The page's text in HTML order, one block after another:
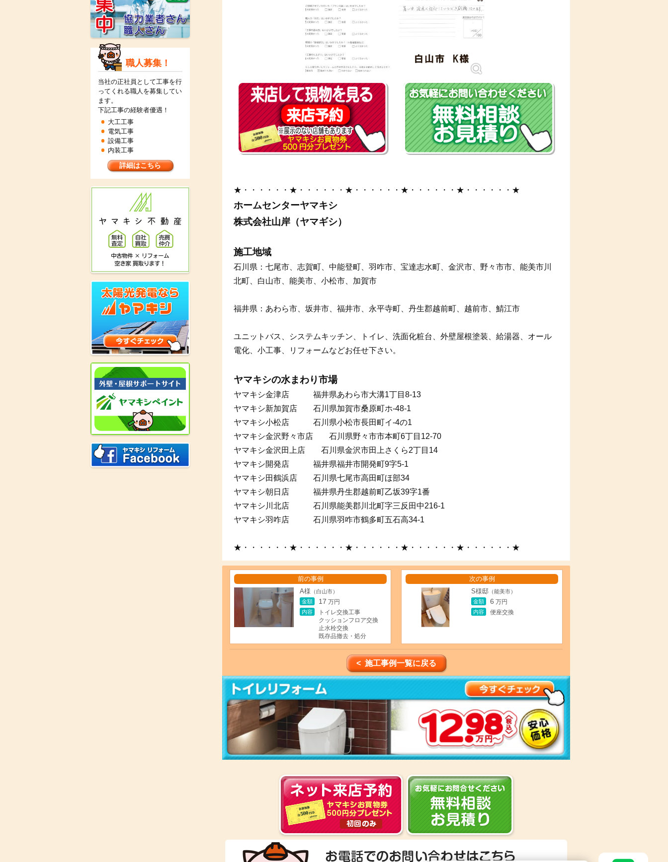
★・・・・・・★・・・・・・★・・・・・・★・・・・・・★・・・・・・★
ホームセンターヤマキシ
株式会社山岸（ヤマギシ）
施工地域
石川県：七尾市、志賀町、中能登町、羽咋市、宝達志水町、金沢市、野々市市、能美市川
北町、白山市、能美市、小松市、加賀市
福井県：あわら市、坂井市、福井市、永平寺町、丹生郡越前町、越前市、鯖江市
ユニットバス、システムキッチン、トイレ、洗面化粧台、外壁屋根塗装、給湯器、オール
電化、小工事、リフォームなどお任せ下さい。
ヤマキシの水まわり市場
ヤマキシ金津店 福井県あわら市大溝1丁目8-13
ヤマキシ新加賀店 石川県加賀市桑原町ホ-48-1
ヤマキシ小松店 石川県小松市長田町イ-4の1
ヤマキシ金沢野々市店 石川県野々市市本町6丁目12-70
ヤマキシ金沢田上店 石川県金沢市田上さくら2丁目14
ヤマキシ開発店 福井県福井市開発町9字5-1
ヤマキシ田鶴浜店 石川県七尾市高田町ほ部34
ヤマキシ朝日店 福井県丹生郡越前町乙坂39字1番
ヤマキシ川北店 石川県能美郡川北町字三反田中216-1
ヤマキシ羽咋店 石川県羽咋市鶴多町五石高34-1
★・・・・・・★・・・・・・★・・・・・・★・・・・・・★・・・・・・★
前の事例
A様 （白山市）
金額
17 万円
内容
トイレ交換工事
クッションフロア交換
止水栓交換
既存品撤去・処分
次の事例
S様邸 （能美市）
金額
6 万円
内容
便座交換
< 施工事例一覧に戻る
職人募集！
当社の正社員として工事を行
ってくれる職人を募集してい
ます。
下記工事の経験者優遇！
大工工事
電気工事
設備工事
内装工事
詳細はこちら